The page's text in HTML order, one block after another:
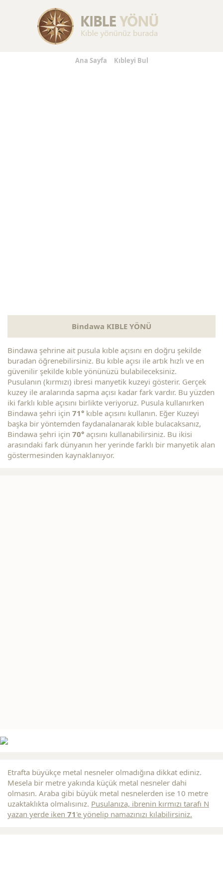
Replica Handbags
Ana Sayfa Kıbleyi Bul
Bindawa KIBLE YÖNÜ
Bindawa şehrine ait pusula kıble açısını en doğru şekilde
buradan öğrenebilirsiniz. Bu kıble açısı ile artık hızlı ve en
güvenilir şekilde kıble yönünüzü bulabileceksiniz.
Pusulanın (kırmızı) ibresi manyetik kuzeyi gösterir. Gerçek
kuzey ile aralarında sapma açısı kadar fark vardır. Bu yüzden
iki farklı kıble açısını birlikte veriyoruz. Pusula kullanırken
Bindawa şehri için 71° kıble açısını kullanın. Eğer Kuzeyi
başka bir yöntemden faydanalanarak kıble bulacaksanız,
Bindawa şehri için 70° açısını kullanabilirsiniz. Bu ikisi
arasındaki fark dünyanın her yerinde farklı bir manyetik alan
göstermesinden kaynaklanıyor.
Etrafta büyükçe metal nesneler olmadığına dikkat ediniz.
Mesela bir metre yakında küçük metal nesneler dahi
olmasın. Araba gibi büyük metal nesnelerden ise 10 metre
uzaktaklıkta olmalısınız. Pusulanıza, ibrenin kırmızı tarafı N
yazan yerde iken 71'e yönelip namazınızı kılabilirsiniz.